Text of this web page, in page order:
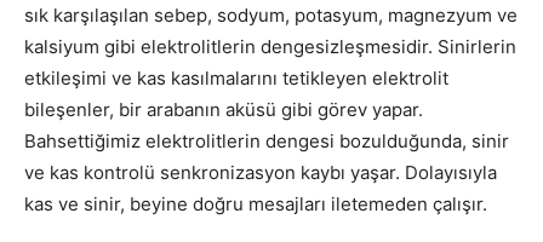
sık karşılaşılan sebep, sodyum, potasyum, magnezyum ve
kalsiyum gibi elektrolitlerin dengesizleşmesidir. Sinirlerin
etkileşimi ve kas kasılmalarını tetikleyen elektrolit
bileşenler, bir arabanın aküsü gibi görev yapar.
Bahsettiğimiz elektrolitlerin dengesi bozulduğunda, sinir
ve kas kontrolü senkronizasyon kaybı yaşar. Dolayısıyla
kas ve sinir, beyine doğru mesajları iletemeden çalışır.